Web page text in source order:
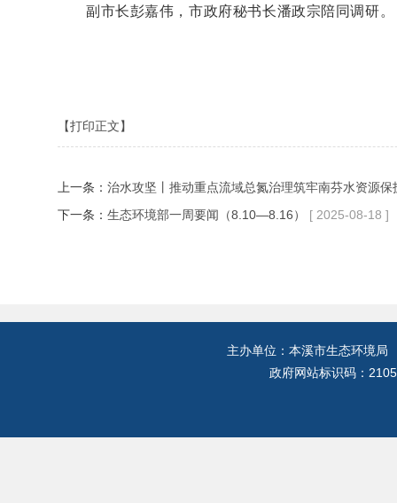
副市长彭嘉伟，市政府秘书长潘政宗陪同调研。
【打印正文】
上一条： 治水攻坚丨推动重点流域总氮治理筑牢南芬水资源保
下一条： 生态环境部一周要闻（8.10—8.16） [ 2025-08-18 ]
主办单位：本溪市生态环境
政府网站标识码：